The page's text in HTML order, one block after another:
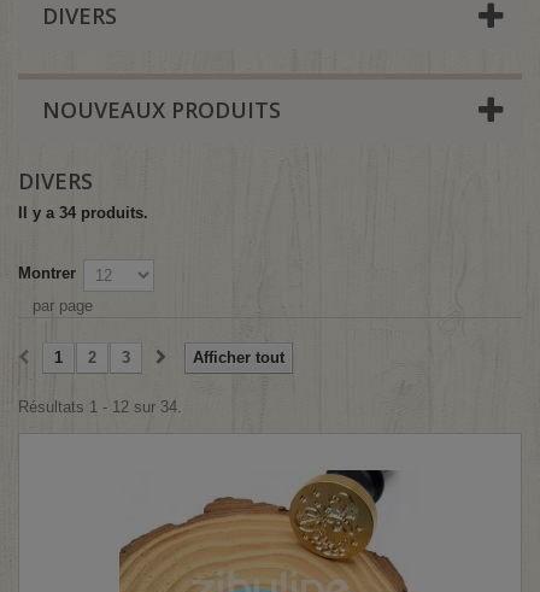
DIVERS
NOUVEAUX PRODUITS
DIVERS
Il y a 34 produits.
Montrer
par page
Afficher tout
1 2 3
Résultats 1 - 12 sur 34.